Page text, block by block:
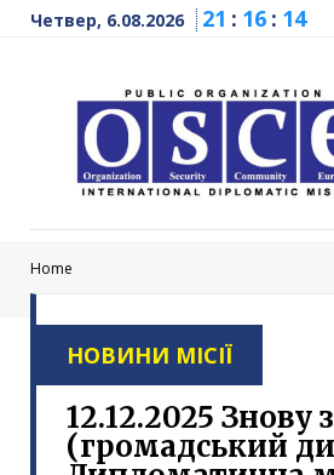
Четвер, 6.08.2026 21 : 16 : 15
Home
НОВИНИ МІСІЇ
12.12.2025
(громадський